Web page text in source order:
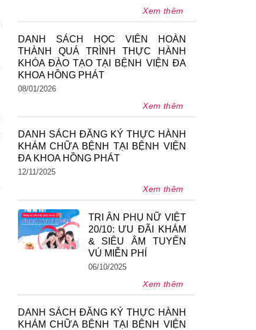
Xem thêm
DANH SÁCH HỌC VIÊN HOÀN
THÀNH QUÁ TRÌNH THỰC HÀNH
KHÓA ĐÀO TẠO TẠI BỆNH VIỆN ĐA
KHOA HỒNG PHÁT
08/01/2026
Xem thêm
DANH SÁCH ĐĂNG KÝ THỰC HÀNH
KHÁM CHỮA BỆNH TẠI BỆNH VIỆN
ĐA KHOA HỒNG PHÁT
12/11/2025
Xem thêm
TRI ÂN PHỤ NỮ VIỆT
20/10: ƯU ĐÃI KHÁM
& SIÊU ÂM TUYẾN
VÚ MIỄN PHÍ
06/10/2025
Xem thêm
DANH SÁCH ĐĂNG KÝ THỰC HÀNH
KHÁM CHỮA BỆNH TẠI BỆNH VIỆN